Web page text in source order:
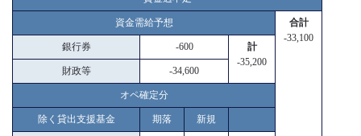
資金需給予想
合計
-33,100
銀行券 -600
計
-35,200
財政等 -34,600
オペ確定分
除く貸出支援基金 期落 新規